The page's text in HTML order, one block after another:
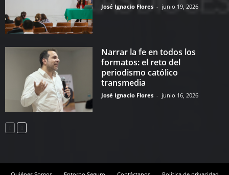
José Ignacio Flores - junio 19, 2026
Narrar la fe en todos los
formatos: el reto del
periodismo católico
transmedia
José Ignacio Flores - junio 16, 2026